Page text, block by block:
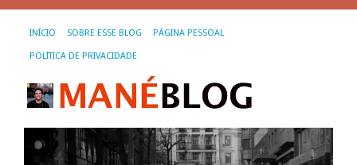
INÍCIO SOBRE ESSE BLOG PÁGINA PESSOAL
POLÍTICA DE PRIVACIDADE